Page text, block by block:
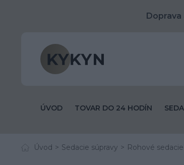
Doprava
ÚVOD TOVAR DO 24 HODÍN
Úvod Sedacie súpravy Rohové